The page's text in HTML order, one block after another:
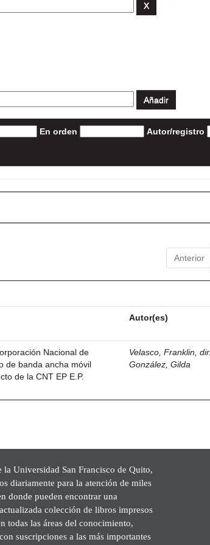
En orden Autor/registro
Anterior
Autor(es)
Nacional de
de banda ancha móvil
de la CNT EP E.P.
Velasco, Franklin, dir.
González, Gilda
la Universidad San Francisco de Quito,
diariamente para la atención de miles
donde pueden encontrar una
colección de libros impresos
todas las áreas del conocimiento,
suscripciones a las más importantes